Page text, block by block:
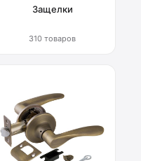
Защелки
310 товаров